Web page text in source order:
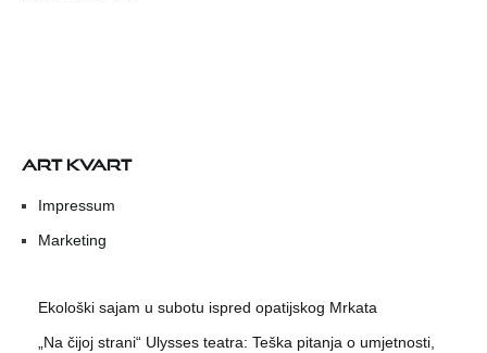
ART KVART
Impressum
Marketing
Ekološki sajam u subotu ispred opatijskog Mrkata
„Na čijoj strani“ Ulysses teatra: Teška pitanja o umjetnosti,